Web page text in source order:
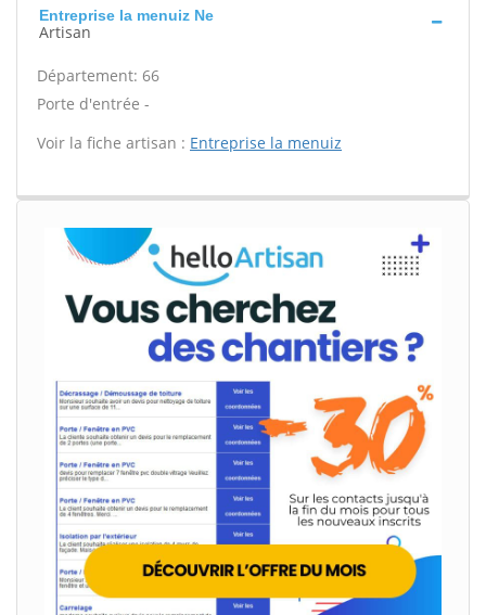
Entreprise la menuiz Ne
Artisan
Département: 66
Porte d'entrée -
Voir la fiche artisan : Entreprise la menuiz